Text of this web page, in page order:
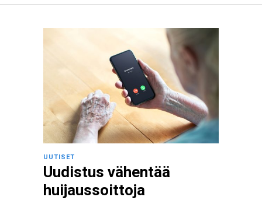
UUTISET
Uudistus vähentää
huijaussoittoja